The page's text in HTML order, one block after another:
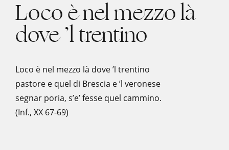
Loco è nel mezzo là
dove ’l trentino
Loco è nel mezzo là dove ’l trentino
pastore e quel di Brescia e ’l veronese
segnar poria, s’e’ fesse quel cammino.
(Inf., XX 67-69)